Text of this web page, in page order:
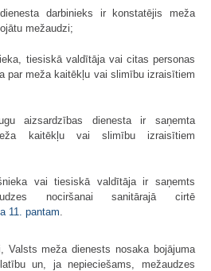
darbinieks ir konstatējis meža
mežaudzi;
tiesiskā valdītāja vai citas personas
par meža kaitēkļu vai slimību izraisītiem
aizsardzības dienesta ir saņemta
kaitēkļu vai slimību izraisītiem
vai tiesiskā valdītāja ir saņemts
nociršanai sanitārajā cirtē
11. pantam
Valsts meža dienests nosaka bojājuma
un, ja nepieciešams, mežaudzes